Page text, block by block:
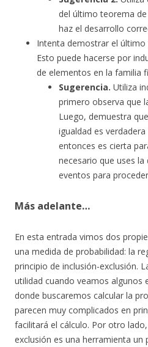
del último teorema
haz el desarrollo
Intenta demostrar el
Esto puede hacerse por
de elementos en la familia
Sugerencia. Utiliza
primero observa que
Luego, demuestra
igualdad es verdadera
entonces es cierta
necesario que uses la
eventos para
Más adelante…
En esta entrada vimos dos
una medida de probabilidad: la
principio de inclusión-exclusión.
utilidad cuando veamos algunos
donde buscaremos calcular la
parecen muy complicados en
facilitará el cálculo. Por otro
exclusión es una herramienta